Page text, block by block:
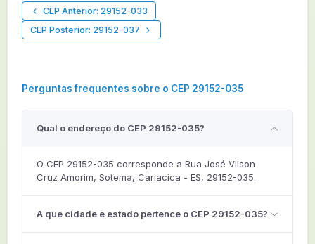
CEP Anterior: 29152-033
CEP Posterior: 29152-037
Perguntas frequentes sobre o CEP 29152-035
Qual o endereço do CEP 29152-035?
O CEP 29152-035 corresponde a Rua José Vilson
Cruz Amorim, Sotema, Cariacica - ES, 29152-035.
A que cidade e estado pertence o CEP 29152-035?